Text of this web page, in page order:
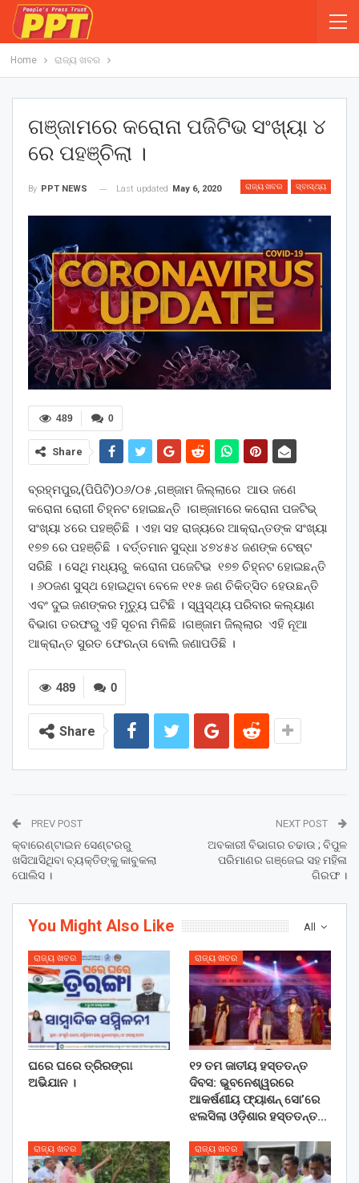
Home ରାଜ୍ୟ ଖବର
ଗଞ୍ଜାମରେ କରୋନା ପଜିଟିଭ ସଂଖ୍ୟା ୪
ରେ ପହଞ୍ଚିଲା ।
ରାଜ୍ୟ ଖବର ସ୍ବାସ୍ଥ୍ୟ
By PPT NEWS Last updated May 6, 2020
0
489
Share
ବ୍ରହ୍ମପୁର,(ପିପିଟି)୦୬/୦୫ ,ଗଞ୍ଜାମ ଜିଲ୍ଲାରେ ଆଉ ଜଣେ
କରୋନା ରୋଗୀ ଚିହ୍ନଟ ହୋଇଛନ୍ତି ।ଗଞ୍ଜାମରେ କରୋନା ପଜଟିଭ୍
ସଂଖ୍ୟା ୪ରେ ପହଞ୍ଚିଛି । ଏହା ସହ ରାଜ୍ୟରେ ଆକ୍ରାନ୍ତଙ୍କ ସଂଖ୍ୟା
୧୭୭ ରେ ପହଞ୍ଚିଛି । ବର୍ତ୍ତମାନ ସୁଦ୍ଧା ୪୭୪୫୪ ଜଣଙ୍କ ଟେଷ୍ଟ
ସରିଛି । ସେଥି ମଧ୍ୟରୁ କରୋନା ପଜେଟିଭ ୧୭୭ ଚିହ୍ନଟ ହୋଇଛନ୍ତି
। ୬୦ଜଣ ସୁସ୍ଥ ହୋଇଥିବା ବେଳେ ୧୧୫ ଜଣ ଚିକିତ୍ସିତ ହେଉଛନ୍ତି
ଏବଂ ଦୁଇ ଜଣଙ୍କର ମୃତ୍ୟୁ ଘଟିଛି । ସ୍ୱସ୍ଥ୍ୟ ପରିବାର କଲ୍ୟାଣ
ବିଭାଗ ତରଫରୁ ଏହି ସୂଚନା ମିଳିଛି ।ଗଞ୍ଜାମ ଜିଲ୍ଲାର ଏହି ନୂଆ
ଆକ୍ରାନ୍ତ ସୁରତ ଫେରନ୍ତା ବୋଲି ଜଣାପଡିଛି ।
0
489
Share
PREV POST
କ୍ବାରେଣ୍ଟାଇନ ସେଣ୍ଟରରୁ
ଖସିଆସିଥିବା ବ୍ୟକ୍ତିଙ୍କୁ କାବୁକଲା
ପୋଲିସ ।
NEXT POST
ଅବକାରୀ ବିଭାଗର ଚଢାଉ ; ବିପୁଳ
ପରିମାଣର ଗଞ୍ଜେଇ ସହ ମହିଳା
ଗିରଫ ।
All
You Might Also Like
ରାଜ୍ୟ ଖବର
ଘରେ ଘରେ ତ୍ରିରଙ୍ଗା
ଅଭିଯାନ ।
ରାଜ୍ୟ ଖବର
୧୨ ତମ ଜାତୀୟ ହସ୍ତତନ୍ତ
ଦିବସ: ଭୁବନେଶ୍ୱରରେ
ଆକର୍ଷଣୀୟ ଫ୍ୟାଶନ୍ ସୋ’ରେ
ଝଲସିଲା ଓଡ଼ିଶାର ହସ୍ତତନ୍ତ…
ରାଜ୍ୟ ଖବର ରାଜ୍ୟ ଖବର